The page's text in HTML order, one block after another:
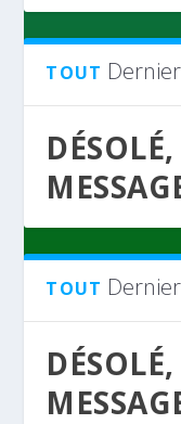
TOUT Dernier
TOUT Dernier